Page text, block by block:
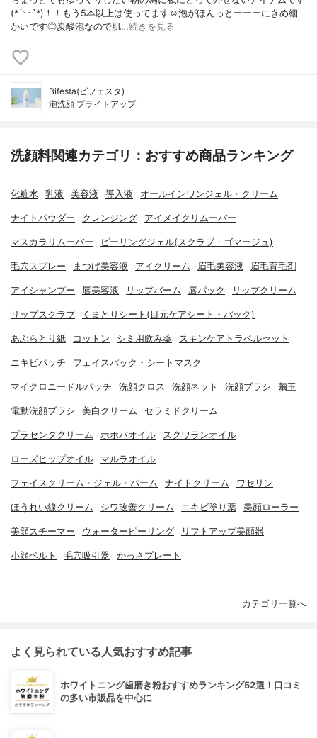
(*´︶`*)！！もう5本以上は使ってます☺️泡がほんっとーーーにきめ細
かいです◎炭酸泡なので肌…続きを見る
Bifesta(ビフェスタ)
泡洗顔 ブライトアップ
洗顔料関連カテゴリ：おすすめ商品ランキング
化粧水 乳液 美容液 導入液 オールインワンジェル・クリーム
ナイトパウダー クレンジング アイメイクリムーバー
マスカラリムーバー ピーリングジェル(スクラブ・ゴマージュ)
毛穴スプレー まつげ美容液 アイクリーム 眉毛美容液 眉毛育毛剤
アイシャンプー 唇美容液 リップバーム 唇パック リップクリーム
リップスクラブ くまとりシート(目元ケアシート・パック)
あぶらとり紙 コットン シミ用飲み薬 スキンケアトラベルセット
ニキビパッチ フェイスパック・シートマスク
マイクロニードルパッチ 洗顔クロス 洗顔ネット 洗顔ブラシ 繭玉
電動洗顔ブラシ 美白クリーム セラミドクリーム
プラセンタクリーム ホホバオイル スクワランオイル
ローズヒップオイル マルラオイル
フェイスクリーム・ジェル・バーム ナイトクリーム ワセリン
ほうれい線クリーム シワ改善クリーム ニキビ塗り薬 美顔ローラー
美顔スチーマー ウォーターピーリング リフトアップ美顔器
小顔ベルト 毛穴吸引器 かっさプレート
カテゴリ一覧へ
よく見られている人気おすすめ記事
ホワイトニング歯磨き粉おすすめランキング52選！口コミ
の多い市販品を中心に